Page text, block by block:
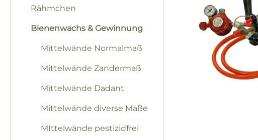
Rähmchen
Bienenwachs & Gewinnung
Mittelwände Normalmaß
Mittelwände Zandermaß
Mittelwände Dadant
Mittelwände diverse Maße
MIttelwände pestizidfrei